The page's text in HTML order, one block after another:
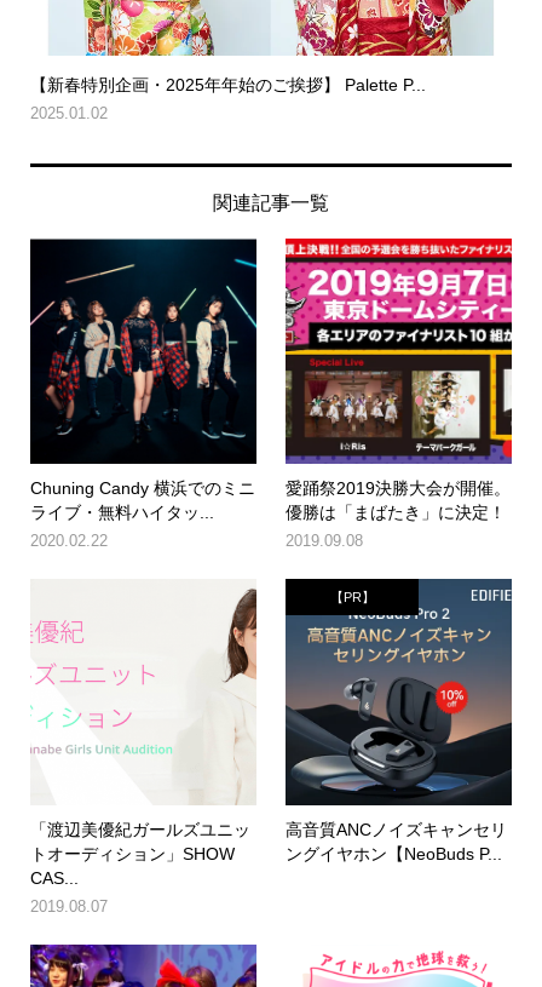
【新春特別企画・2025年年始のご挨拶】 Palette P...
2025.01.02
関連記事一覧
Chuning Candy 横浜でのミニ
ライブ・無料ハイタッ...
2020.02.22
愛踊祭2019決勝大会が開催。
優勝は「まばたき」に決定！
2019.09.08
「渡辺美優紀ガールズユニッ
トオーディション」SHOW
CAS...
2019.08.07
【PR】
高音質ANCノイズキャンセリ
ングイヤホン【NeoBuds P...